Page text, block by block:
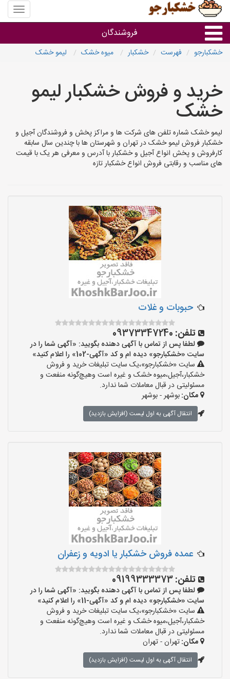
منوی
سایت
فروشندگان
فروشنده های استان ها
خشکبارجو فهرست خشکبار میوه خشک لیمو خشک
خرید و فروش خشکبار لیمو
خشک
لیمو خشک شماره تلفن های شرکت ها و مراکز پخش و فروشندگان آجیل و
خشکبار فروش لیمو خشک در تهران و شهرستان ها با چندین سال سابقه
کارفروش و پخش انواع آجیل و خشکبار با آدرس و معرفی هر یک با قیمت
های مناسب و رقابتی فروش انواع خشکبار تازه
حبوبات و غلات
تلفن: 09373347240
لطفا پس از تماس با آگهی دهنده بگویید: «آگهی شما را در
سایت «خشکبارجو» دیده ام و کد «آگهی-102» را اعلام کنید»
سایت «خشکبارجو»،یک سایت تبلیغات خرید و فروش
خشکبار،آجیل،میوه خشک و غیره است وهیچ‌گونه منفعت و
مسئولیتی در قبال معاملات شما ندارد.
مکان:بوشهر - بوشهر
انتقال آگهی به اول لیست (افزایش بازدید)
عمده فروش خشکبار یا ادویه و زعفران
تلفن:09199333373
لطفا پس از تماس با آگهی دهنده بگویید: «آگهی شما را در
سایت «خشکبارجو» دیده ام و کد «آگهی-11» را اعلام کنید»
سایت «خشکبارجو»،یک سایت تبلیغات خرید و فروش
خشکبار،آجیل،میوه خشک و غیره است وهیچ‌گونه منفعت و
مسئولیتی در قبال معاملات شما ندارد.
مکان:تهران - تهران
انتقال آگهی به اول لیست (افزایش بازدید)